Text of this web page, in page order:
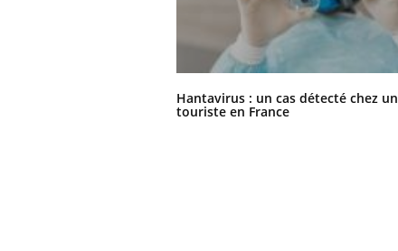
Hantavirus : un cas détecté chez un
touriste en France